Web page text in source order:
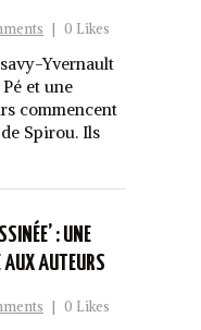
| 0 Likes
Yvernault
et une
commencent
Spirou. Ils
: UNE
AUX AUTEURS
| 0 Likes